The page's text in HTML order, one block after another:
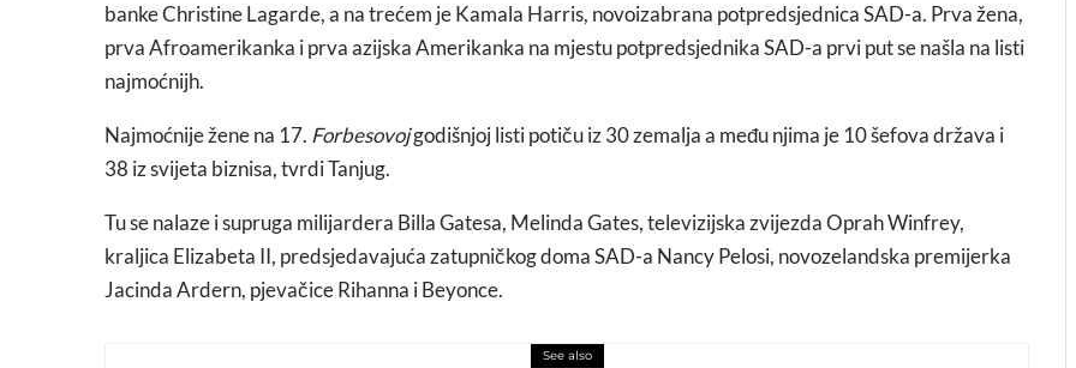
banke Christine Lagarde, a na trećem je Kamala Harris, novoizabrana potpredsjednica SAD-a. Prva žena,
prva Afroamerikanka i prva azijska Amerikanka na mjestu potpredsjednika SAD-a prvi put se našla na listi
najmoćnijh.
Najmoćnije žene na 17. Forbesovojgodišnjoj listi potiču iz 30 zemalja a među njima je 10 šefova država i
38 iz svijeta biznisa, tvrdi Tanjug.
Tu se nalaze i supruga milijardera Billa Gatesa, Melinda Gates, televizijska zvijezda Oprah Winfrey,
kraljica Elizabeta II, predsjedavajuća zatupničkog doma SAD-a Nancy Pelosi, novozelandska premijerka
Jacinda Ardern, pjevačice Rihanna i Beyonce.
See also